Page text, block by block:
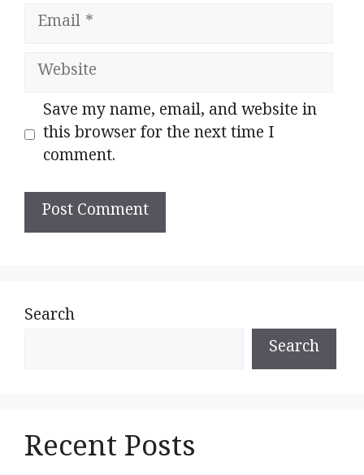
Email
Website
Save my name, email, and website in
this browser for the next time I
comment.
Search
Search
Recent Posts